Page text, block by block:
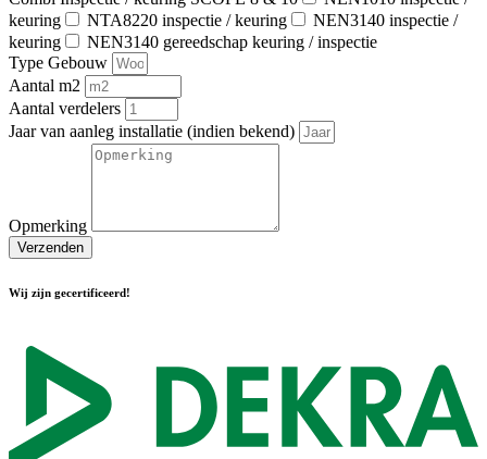
keuring
NTA8220 inspectie / keuring
NEN3140 inspectie /
keuring
NEN3140 gereedschap keuring / inspectie
Type Gebouw
Aantal m2
Aantal verdelers
Jaar van aanleg installatie (indien bekend)
Opmerking
Verzenden
Wij zijn gecertificeerd!